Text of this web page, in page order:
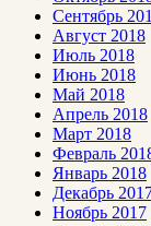
Сентябрь
Август 2018
Июль 2018
Июнь 2018
Май 2018
Апрель 2018
Март 2018
Февраль
Январь 2018
Декабрь
Ноябрь 2017